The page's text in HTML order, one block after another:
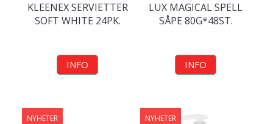
KLEENEX SERVIETTER
SOFT WHITE 24PK.
INFO
LUX MAGICAL SPELL
SÅPE 80G*48ST.
INFO
NYHETER NYHETER